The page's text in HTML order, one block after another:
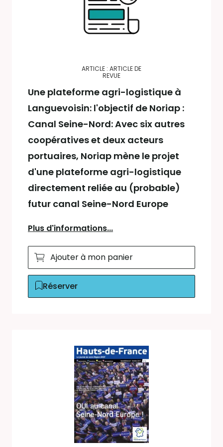
ARTICLE : ARTICLE DE
REVUE
Une plateforme agri-logistique à
Languevoisin: l'objectif de Noriap :
Canal Seine-Nord: Avec six autres
coopératives et deux acteurs
portuaires, Noriap mène le projet
d'une plateforme agri-logistique
directement reliée au (probable)
futur canal Seine-Nord Europe
Plus d'informations...
Ajouter à mon panier
Réserver